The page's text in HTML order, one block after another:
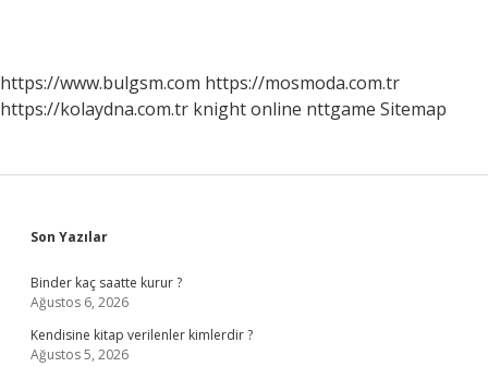
https://www.bulgsm.com https://mosmoda.com.tr
https://kolaydna.com.tr knight online nttgame Sitemap
Sidebar
Son Yazılar
Binder kaç saatte kurur ?
Ağustos 6, 2026
Kendisine kitap verilenler kimlerdir ?
Ağustos 5, 2026